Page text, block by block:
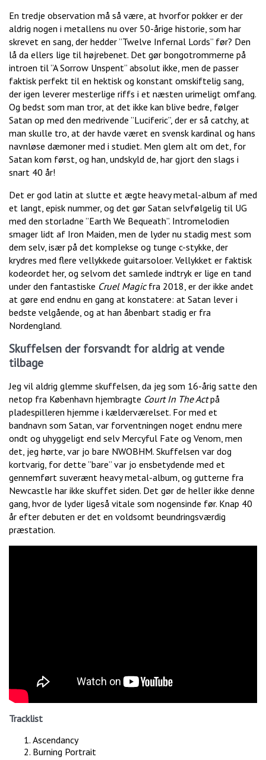
En tredje observation må så være, at hvorfor pokker er der
aldrig nogen i metallens nu over 50-årige historie, som har
skrevet en sang, der hedder ”Twelve Infernal Lords” før? Den
lå da ellers lige til højrebenet. Det gør bongotrommerne på
introen til ”A Sorrow Unspent” absolut ikke, men de passer
faktisk perfekt til en hektisk og konstant omskiftelig sang,
der igen leverer mesterlige riffs i et næsten urimeligt omfang.
Og bedst som man tror, at det ikke kan blive bedre, følger
Satan op med den medrivende ”Luciferic”, der er så catchy, at
man skulle tro, at der havde været en svensk kardinal og hans
navnløse dæmoner med i studiet. Men glem alt om det, for
Satan kom først, og han, undskyld de, har gjort den slags i
snart 40 år!
Det er god latin at slutte et ægte heavy metal-album af med
et langt, episk nummer, og det gør Satan selvfølgelig til UG
med den storladne ”Earth We Bequeath”. Intromelodien
smager lidt af Iron Maiden, men de lyder nu stadig mest som
dem selv, især på det komplekse og tunge c-stykke, der
krydres med flere vellykkede guitarsoloer. Vellykket er faktisk
kodeordet her, og selvom det samlede indtryk er lige en tand
under den fantastiske Cruel Magicfra 2018, er der ikke andet
at gøre end endnu en gang at konstatere: at Satan lever i
bedste velgående, og at han åbenbart stadig er fra
Nordengland.
Skuffelsen der forsvandt for aldrig at vende
tilbage
Jeg vil aldrig glemme skuffelsen, da jeg som 16-årig satte den
netop fra København hjembragte Court In The Actpå
pladespilleren hjemme i kælderværelset. For med et
bandnavn som Satan, var forventningen noget endnu mere
ondt og uhyggeligt end selv Mercyful Fate og Venom, men
det, jeg hørte, var jo bare NWOBHM. Skuffelsen var dog
kortvarig, for dette ”bare” var jo ensbetydende med et
gennemført suverænt heavy metal-album, og gutterne fra
Newcastle har ikke skuffet siden. Det gør de heller ikke denne
gang, hvor de lyder ligeså vitale som nogensinde før. Knap 40
år efter debuten er det en voldsomt beundringsværdig
præstation.
Tracklist
Ascendancy
Burning Portrait